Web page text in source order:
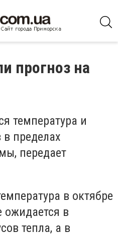
прогноз на
температура и
в пределах
передает
в октябре
ожидается в
тепла, а в